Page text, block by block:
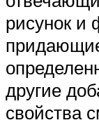
рисунок и
другие
свойства